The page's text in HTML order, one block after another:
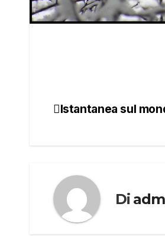
Navigazione
Istantanea sul
Di